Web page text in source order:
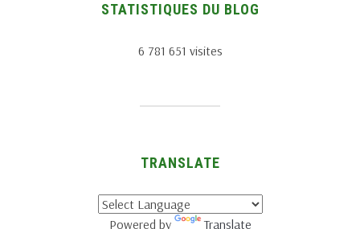
STATISTIQUES DU BLOG
6 781 651 visites
TRANSLATE
Powered by Translate